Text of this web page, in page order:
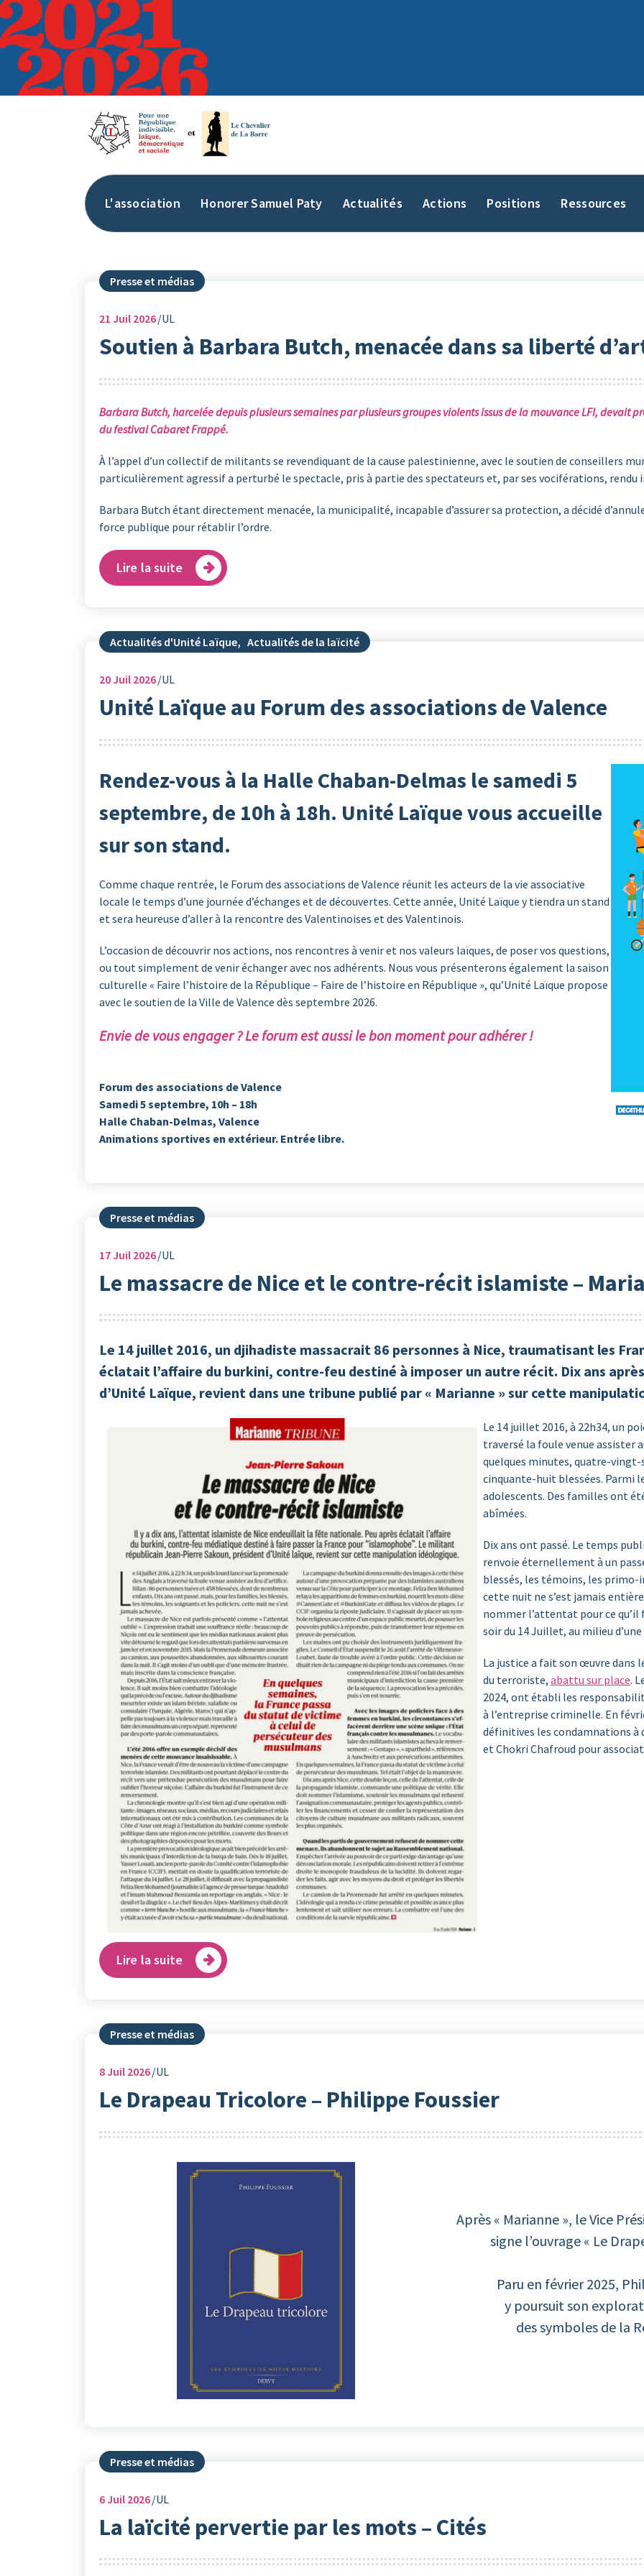
Aller
au
contenu
L'association Honorer Samuel Paty Actualités Actions Positions Ressources
Presse et médias
21 Juil 2026 UL
Soutien à Barbara Butch, menacée dans sa liberté
Barbara Butch, harcelée depuis plusieurs semaines par plusieurs groupes violents issus de la mouvance LFI, devait
du festival Cabaret Frappé.
À l’appel d’un collectif de militants se revendiquant de la cause palestinienne, avec le soutien de conseillers
particulièrement agressif a perturbé le spectacle, pris à partie des spectateurs et, par ses vociférations,
Barbara Butch étant directement menacée, la municipalité, incapable d’assurer sa protection, a décidé
force publique pour rétablir l’ordre.
Lire la suite
Actualités d'Unité Laïque, Actualités de la laïcité
20Juil 2026 UL
Unité Laïque au Forum des associations de Valence
Rendez-vous à la Halle Chaban-Delmas le samedi 5
septembre, de 10h à 18h. Unité Laïque vous accueille
sur son stand.
Comme chaque rentrée, le Forum des associations de Valence réunit les acteurs de la vie associative
locale le temps d’une journée d’échanges et de découvertes. Cette année, Unité Laïque y tiendra un stand
et sera heureuse d’aller à la rencontre des Valentinoises et des Valentinois.
L’occasion de découvrir nos actions, nos rencontres à venir et nos valeurs laïques, de poser vos questions,
ou tout simplement de venir échanger avec nos adhérents. Nous vous présenterons également la saison
culturelle « Faire l’histoire de la République – Faire de l’histoire en République », qu’Unité Laïque propose
avec le soutien de la Ville de Valence dès septembre 2026.
Envie de vous engager ? Le forum est aussi le bon moment pour adhérer !
Forum des associations de Valence
Samedi 5 septembre, 10h – 18h
Halle Chaban-Delmas, Valence
Animations sportives en extérieur. Entrée libre.
Presse et médias
17Juil 2026 UL
Le massacre de Nice et le contre-récit islamiste –
Le 14 juillet 2016, un djihadiste massacrait 86 personnes à Nice, traumatisant les
éclatait l’affaire du burkini, contre-feu destiné à imposer un autre récit. Dix ans
d’Unité Laïque, revient dans une tribune publié par « Marianne » sur cette
Le 14 juillet 2016, à 22h34, un
traversé la foule venue assister
quelques minutes, quatre-
cinquante-huit blessées. Parmi
adolescents. Des familles ont
abîmées.
Dix ans ont passé. Le temps
renvoie éternellement à un
blessés, les témoins, les
cette nuit ne s’est jamais
nommer l’attentat pour ce
soir du 14 Juillet, au milieu
La justice a fait son œuvre dans
du terroriste, abattu sur place.
2024, ont établi les
à l’entreprise criminelle. En
définitives les condamnations à
et Chokri Chafroud pour
Lire la suite
Presse et médias
8Juil 2026 UL
Le Drapeau Tricolore – Philippe Foussier
Après « Marianne », le Vice
signe l’ouvrage « Le
Paru en février 2025,
y poursuit son
des symboles de la
Presse et médias
6Juil 2026 UL
La laïcité pervertie par les mots – Cités